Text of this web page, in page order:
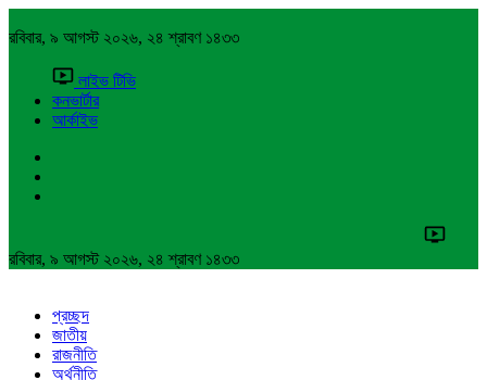
রবিবার, ৯ আগস্ট ২০২৬, ২৪ শ্রাবণ ১৪৩৩
লাইভ টিভি
কনভার্টার
আর্কাইভ
রবিবার, ৯ আগস্ট ২০২৬, ২৪ শ্রাবণ ১৪৩৩
প্রচ্ছদ
জাতীয়
রাজনীতি
অর্থনীতি